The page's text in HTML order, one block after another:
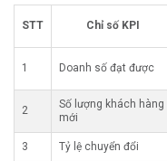
STT Chỉ số KPI
1 Doanh số đạt được
2
Số lượng khách hàng
mới
3 Tỷ lệ chuyển đổi